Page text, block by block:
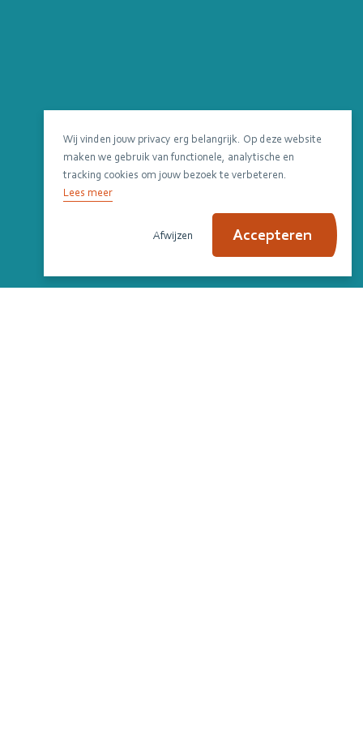
Wij vinden jouw privacy erg belangrijk. Op deze website
maken we gebruik van functionele, analytische en
tracking cookies om jouw bezoek te verbeteren.
Lees meer
Afwijzen
Accepteren